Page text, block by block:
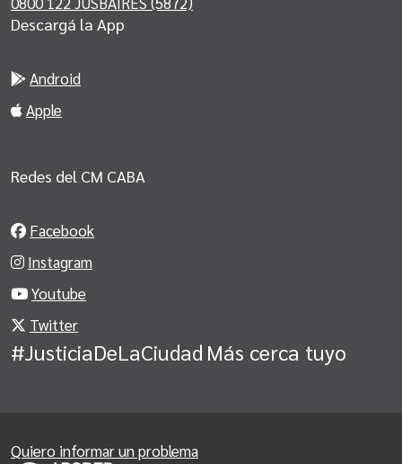
Descargá la App
Android
Apple
Redes del CM CABA
Facebook
Instagram
Youtube
Twitter
#JusticiaDeLaCiudad Más cerca tuyo
Quiero informar un problema